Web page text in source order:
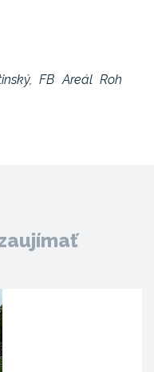
FB Areál Roh